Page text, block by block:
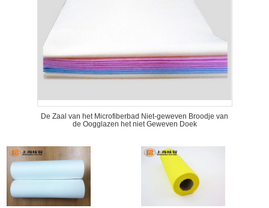
De Zaal van het Microfiberbad Niet-geweven Broodje van
de Oogglazen het niet Geweven Doek